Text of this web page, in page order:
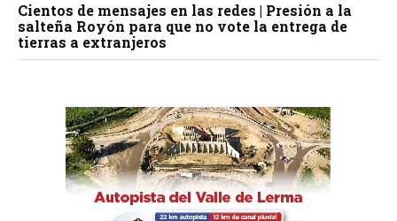
Cientos de mensajes en las redes | Presión a la
salteña Royón para que no vote la entrega de
tierras a extranjeros